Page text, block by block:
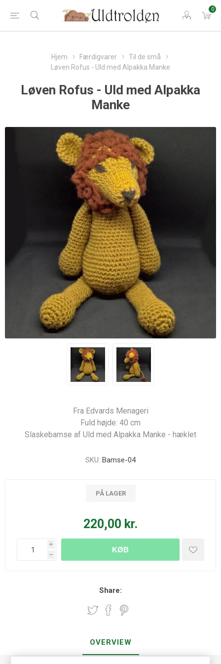
0
Hjem Færdigvarer
Til de små
Løven Rofus - Uld med Alpakka Manke
Løven Rofus - Uld med Alpakka
Manke
Fra Edvards Menageri
Fuld højde: 40 cm
Slaskebamse af Uld med Alpakka Manke - hæklet
SKU: Bamse-04
PÅ LAGER
220,00 kr.
i
h
KØB
Share:
OVERVIEW